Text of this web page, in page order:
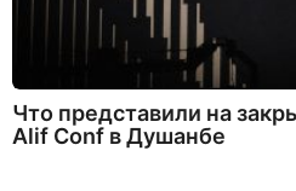
Что представили на
Alif Conf в Душанбе